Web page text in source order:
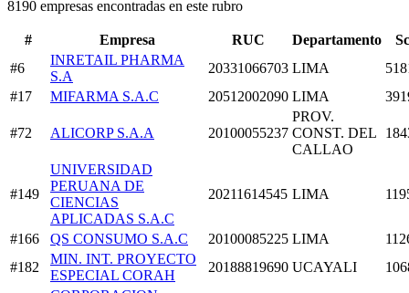
8190 empresas encontradas en este rubro
# Empresa RUC Departamento
#6
INRETAIL PHARMA
S.A
20331066703 LIMA
#17
MIFARMA S.A.C 20512002090 LIMA
#72 ALICORP S.A.A 20100055237
PROV.
CONST. DEL
CALLAO
#149
UNIVERSIDAD
PERUANA DE
CIENCIAS
APLICADAS S.A.C
20211614545 LIMA
#166 QS CONSUMO S.A.C 20100085225 LIMA
#182
MIN. INT. PROYECTO
ESPECIAL CORAH
20188819690 UCAYALI